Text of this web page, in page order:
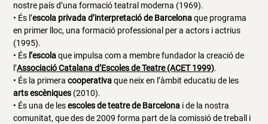
nostre país d’una formació teatral moderna (1969).
• És l’escola privada d’interpretació de Barcelonaque programa
en primer lloc, una formació professional per a actors i actrius
(1995).
• És l’escolaque impulsa com a membre fundador la creació de
l’Associació Catalana d’Escoles de Teatre (ACET 1999).
• És la primeracooperativaque neix en l’àmbit educatiu de les
arts escèniques (2010).
• És una de lesescoles de teatre de Barcelona i de la nostra
comunitat, que des de 2009 forma part de la comissió de treball i